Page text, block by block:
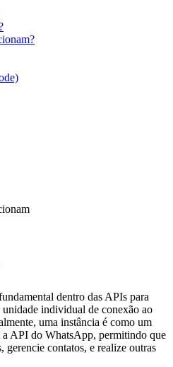
dentro das APIs para
individual de conexão ao
uma instância é como um
a API do WhatsApp, permitindo que
gerencie contatos, e realize outras